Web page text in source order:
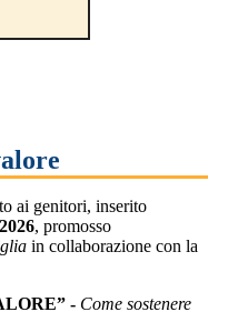
ai genitori, inserito
, promosso
in collaborazione con la
- Come sostenere